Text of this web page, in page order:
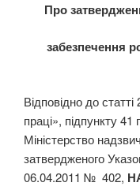
Про
забезпечення
Відповідно до
праці», підпункту
Міністерство
затвердженого
06.04.2011 № 402,